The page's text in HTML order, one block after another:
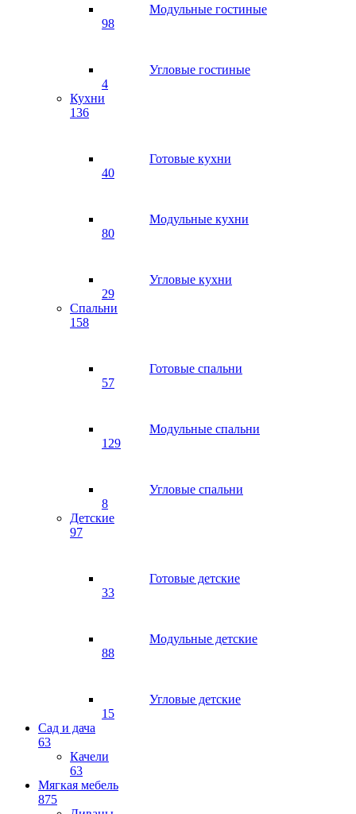
Модульные гостиные
98
Угловые гостиные
4
Кухни
136
Готовые кухни
40
Модульные кухни
80
Угловые кухни
29
Спальни
158
Готовые спальни
57
Модульные спальни
129
Угловые спальни
8
Детские
97
Готовые детские
33
Модульные детские
88
Угловые детские
15
Сад и дача
63
Качели
63
Мягкая мебель
875